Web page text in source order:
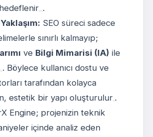
.
SEO süreci sadece
sınırlı kalmayıp;
ve Bilgi Mimarisi (IA) ile
. Böylece kullanıcı dostu ve
tarafından kolayca
estetik bir yapı oluşturulur .
Engine; projenizin teknik
içinde analiz eden